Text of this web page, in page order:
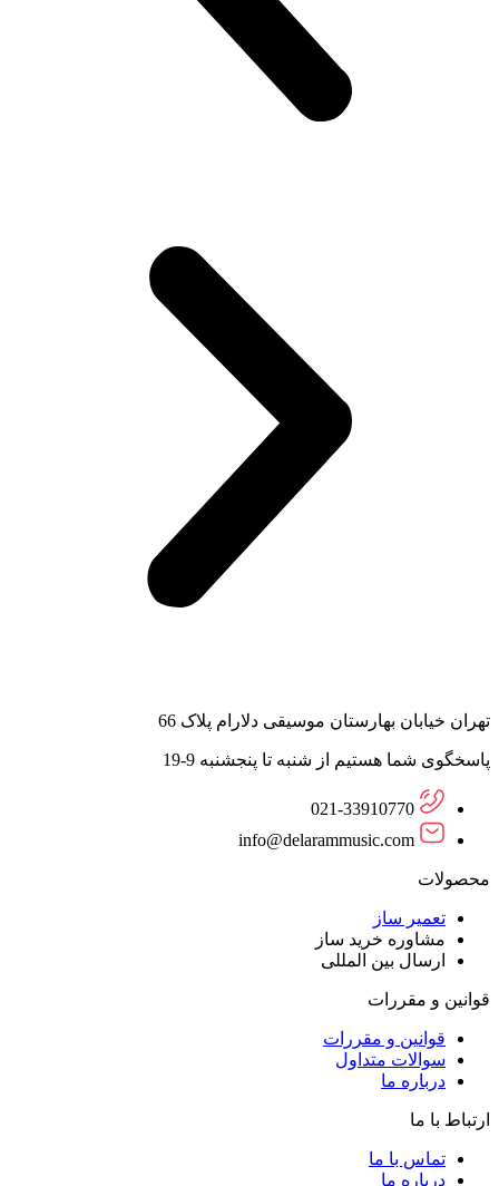
تهران خیابان بهارستان موسیقی دلارام پلاک 66
پاسخگوی شما هستیم از شنبه تا پنجشنبه 9-19
021-33910770
info@delarammusic.com
محصولات
تعمیر ساز
مشاوره خرید ساز
ارسال بین المللی
قوانین و مقررات
قوانین و مقررات
سوالات متداول
درباره ما
ارتباط با ما
تماس با ما
درباره ما